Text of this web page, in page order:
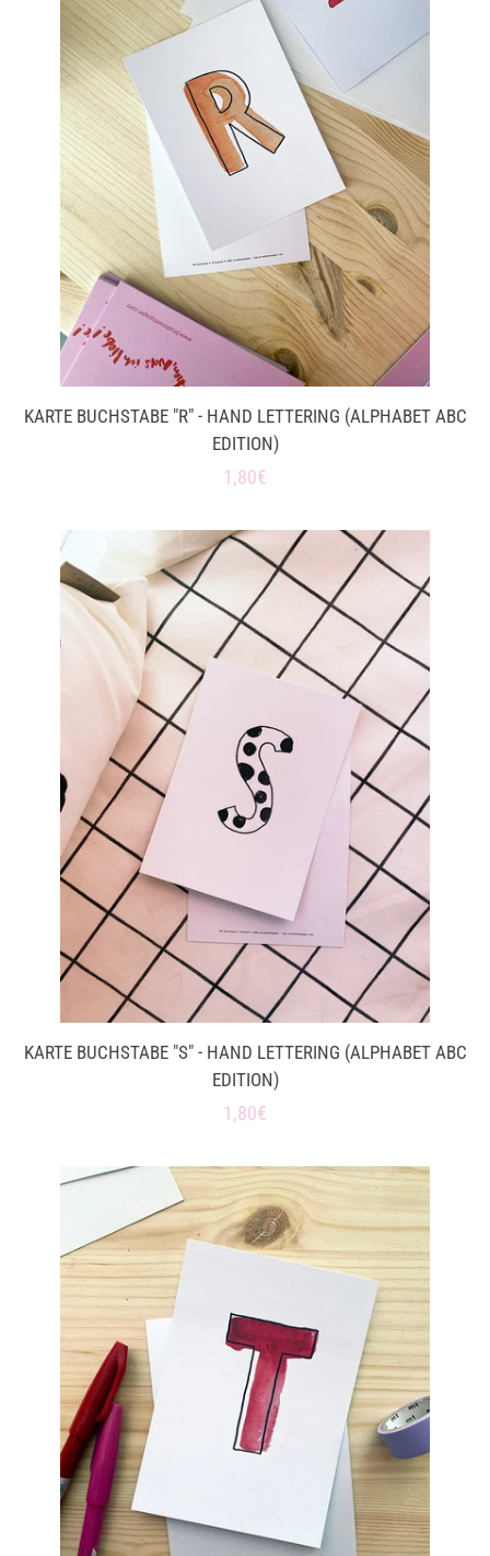
KARTE BUCHSTABE "R" - HAND LETTERING (ALPHABET ABC
EDITION)
Normaler
1,80€
KARTE BUCHSTABE "S" - HAND LETTERING (ALPHABET ABC
EDITION)
Normaler
1,80€